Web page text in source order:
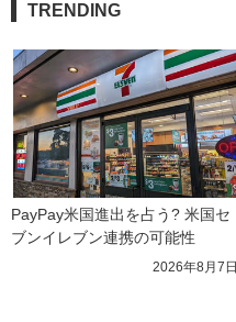
TRENDING
PayPay米国進出を占う? 米国セ
ブンイレブン連携の可能性
2026年8月7日